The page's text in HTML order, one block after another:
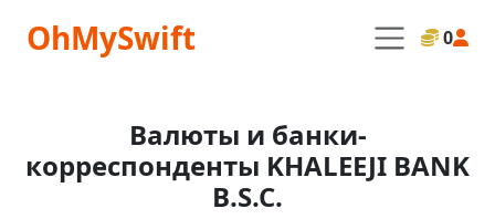
OhMySwift 0
Валюты и банки-
корреспонденты KHALEEJI BANK
B.S.C.